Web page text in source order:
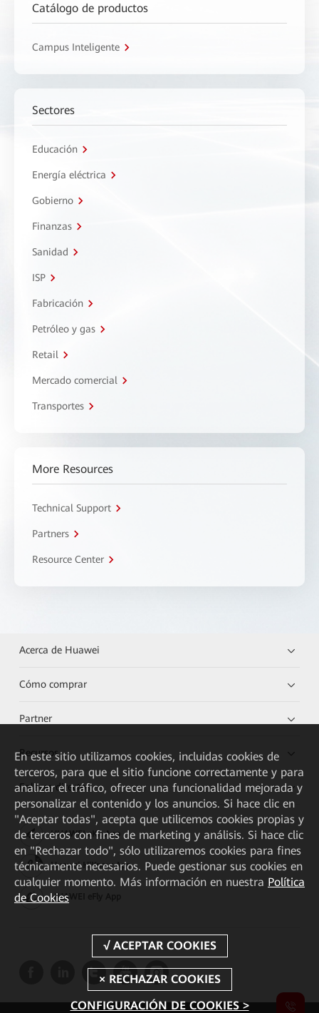
Catálogo de productos
Campus Inteligente
Sectores
Educación
Energía eléctrica
Gobierno
Finanzas
Sanidad
ISP
Fabricación
Petróleo y gas
Retail
Mercado comercial
Transportes
More Resources
Technical Support
Partners
Resource Center
Acerca de Huawei
Cómo comprar
Partner
Recursos
Enlaces directos
HUAWEI eKit App
Huawei HiKnow App
HUAWEI eFly App
En este sitio utilizamos cookies, incluidas cookies de
terceros, para que el sitio funcione correctamente y para
analizar el tráfico, ofrecer una funcionalidad mejorada y
personalizar el contenido y los anuncios. Si hace clic en
"Aceptar todas", acepta que utilicemos cookies propias y
de terceros con fines de marketing y análisis. Si hace clic
en "Rechazar todo", sólo utilizaremos cookies para fines
técnicamente necesarios. Puede gestionar sus cookies en
cualquier momento. Más información en nuestra Política
de Cookies
CONFIGURACIÓN DE COOKIES >